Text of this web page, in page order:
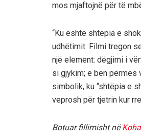
mos mjaftojnë për të
“Ku është shtëpia e
udhëtimit. Filmi tregon
një element: dëgjimi i
si gjykim; e bën përmes
simbolik, ku “shtëpia e
veprosh për tjetrin kur
Botuar fillimisht në